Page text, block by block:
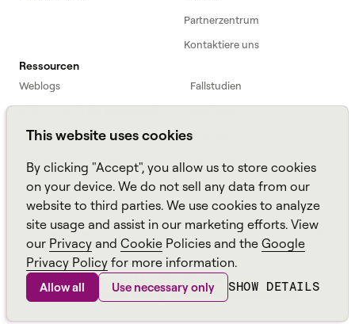
This website uses cookies
By clicking "Accept", you allow us to store cookies
on your device. We do not sell any data from our
website to third parties. We use cookies to analyze
site usage and assist in our marketing efforts. View
our Privacy and Cookie Policies and the Google
Privacy Policy for more information.
Allow all Use necessary only SHOW DETAILS
Partnerzentrum
Kontaktiere uns
Ressourcen
Weblogs
Fallstudien
Webinars
Podcast
ROI Calculator
TCO Calculator
Amazon Connect
All resources
Aspekt, ein AlvariaMarke ©2026 Seitenverzeichnis